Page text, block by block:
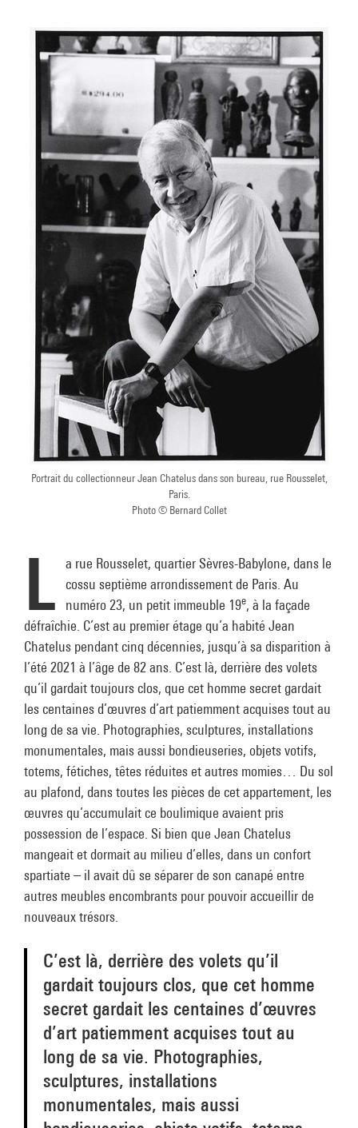
Portrait du collectionneur Jean Chatelus dans son bureau, rue Rousselet,
Paris.
Photo © Bernard Collet
L
a rue Rousselet, quartier Sèvres-Babylone, dans le
cossu septième arrondissement de Paris. Au
numéro 23, un petit immeuble 19e, à la façade
défraîchie. C’est au premier étage qu’a habité Jean
Chatelus pendant cinq décennies, jusqu’à sa disparition à
l’été 2021 à l’âge de 82 ans. C’est là, derrière des volets
qu’il gardait toujours clos, que cet homme secret gardait
les centaines d’œuvres d’art patiemment acquises tout au
long de sa vie. Photographies, sculptures, installations
monumentales, mais aussi bondieuseries, objets votifs,
totems, fétiches, têtes réduites et autres momies… Du sol
au plafond, dans toutes les pièces de cet appartement, les
œuvres qu’accumulait ce boulimique avaient pris
possession de l’espace. Si bien que Jean Chatelus
mangeait et dormait au milieu d’elles, dans un confort
spartiate – il avait dû se séparer de son canapé entre
autres meubles encombrants pour pouvoir accueillir de
nouveaux trésors.
C’est là, derrière des volets qu’il
gardait toujours clos, que cet homme
secret gardait les centaines d’œuvres
d’art patiemment acquises tout au
long de sa vie. Photographies,
sculptures, installations
monumentales, mais aussi